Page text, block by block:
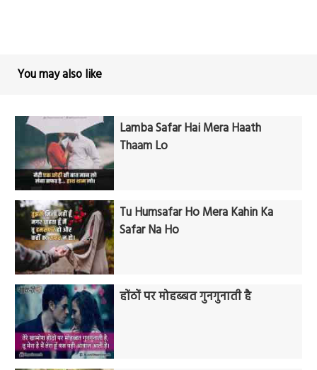
You may also like
Lamba Safar Hai Mera Haath
Thaam Lo
Tu Humsafar Ho Mera Kahin Ka
Safar Na Ho
होंठों पर मोहब्बत गुनगुनाती है